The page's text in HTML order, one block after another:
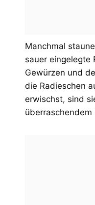
Manchmal
sauer eingelegte
Gewürzen und
die Radieschen
erwischst, sind
überraschendem